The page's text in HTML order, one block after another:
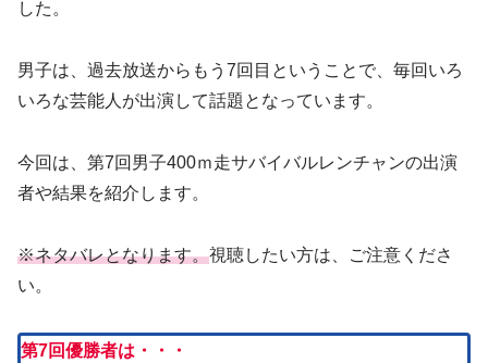
した。
男子は、過去放送からもう7回目ということで、毎回いろ
いろな芸能人が出演して話題となっています。
今回は、第7回男子400ｍ走サバイバルレンチャンの出演
者や結果を紹介します。
※ネタバレとなります。視聴したい方は、ご注意くださ
い。
第7回優勝者は・・・